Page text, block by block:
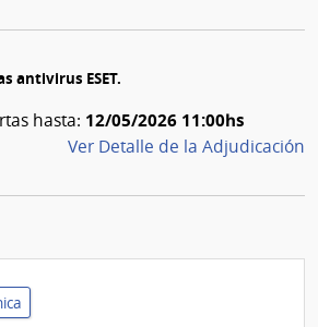
antivirus ESET.
hasta: 12/05/2026 11:00hs
Ver Detalle de la Adjudicación